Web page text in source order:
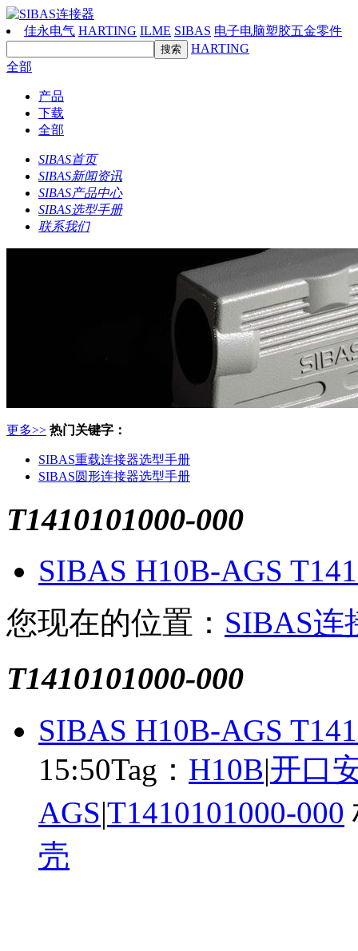
佳永电气 HARTING ILME SIBAS 电子电脑塑胶五金零件
HARTING
全部
产品
下载
全部
SIBAS首页
SIBAS新闻资讯
SIBAS产品中心
SIBAS选型手册
联系我们
更多>> 热门关键字：
SIBAS重载连接器选型手册
SIBAS圆形连接器选型手册
T1410101000-000
SIBAS H10B-AGS
您现在的位置： SIBAS连
T1410101000-000
SIBAS H10B-AGS
15:50Tag： H10B|开口
AGS|T1410101000-000
壳